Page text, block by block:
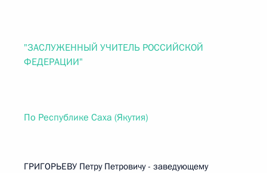
"ЗАСЛУЖЕННЫЙ УЧИТЕЛЬ РОССИЙСКОЙ
ФЕДЕРАЦИИ"
По Республике Саха (Якутия)
ГРИГОРЬЕВУ Петру Петровичу - заведующему